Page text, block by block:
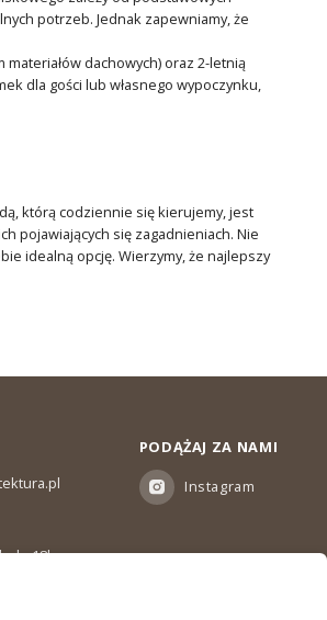
potrzeb. Jednak zapewniamy, że
dachowych) oraz 2-letnią
dla gości lub własnego wypoczynku,
którą codziennie się kierujemy, jest
pojawiających się zagadnieniach. Nie
idealną opcję. Wierzymy, że najlepszy
do 18h
PODĄŻAJ ZA NAMI
Instagram